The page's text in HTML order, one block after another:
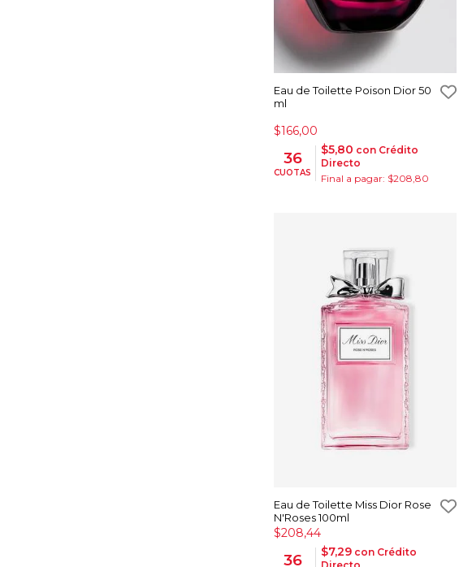
Eau de Toilette Poison Dior 50
ml
$166,00
36
CUOTAS
$5,80 con Crédito
Directo
Final a pagar: $208,80
Eau de Toilette Miss Dior Rose
N'Roses 100ml
$208,44
36 $7,29 con Crédito